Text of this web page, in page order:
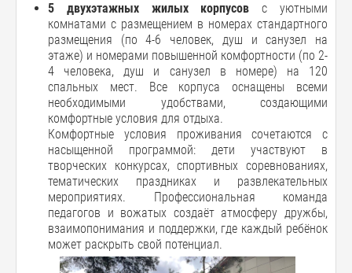
5 двухэтажных жилых корпусовс уютными
комнатами с размещением в номерах стандартного
размещения (по 4-6 человек, душ и санузел на
этаже) и номерами повышенной комфортности (по 2-
4 человека, душ и санузел в номере) на 120
спальных мест. Все корпуса оснащены всеми
необходимыми удобствами, создающими
комфортные условия для отдыха.
Комфортные условия проживания сочетаются с
насыщенной программой: дети участвуют в
творческих конкурсах, спортивных соревнованиях,
тематических праздниках и развлекательных
мероприятиях. Профессиональная команда
педагогов и вожатых создаёт атмосферу дружбы,
взаимопонимания и поддержки, где каждый ребёнок
может раскрыть свой потенциал.